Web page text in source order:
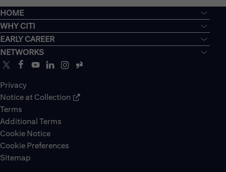
HOME
WHY CITI
EARLY CAREER
NETWORKS
Privacy
Notice at Collection
Terms
Additional Terms
Cookie Notice
Cookie Preferences
Sitemap